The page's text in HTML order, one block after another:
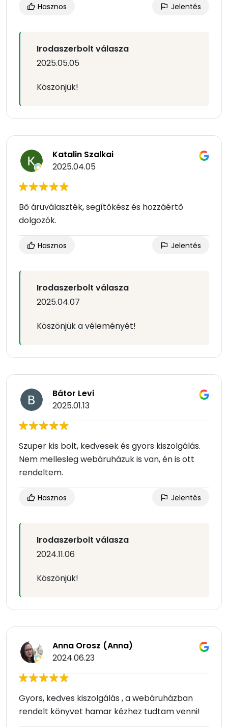
Hasznos Jelentés
Irodaszerbolt válasza
2025.05.05
Köszönjük!
Katalin Szalkai
2025.04.05
Bő áruválaszték, segítőkész és hozzáértő
dolgozók.
Hasznos Jelentés
Irodaszerbolt válasza
2025.04.07
Köszönjük a véleményét!
Bátor Levi
2025.01.13
Szuper kis bolt, kedvesek és gyors kiszolgálás.
Nem mellesleg webáruházuk is van, én is ott
rendeltem.
Hasznos Jelentés
Irodaszerbolt válasza
2024.11.06
Köszönjük!
Anna Orosz (Anna)
2024.06.23
Gyors, kedves kiszolgálás , a webáruházban
rendelt könyvet hamar kézhez tudtam venni!